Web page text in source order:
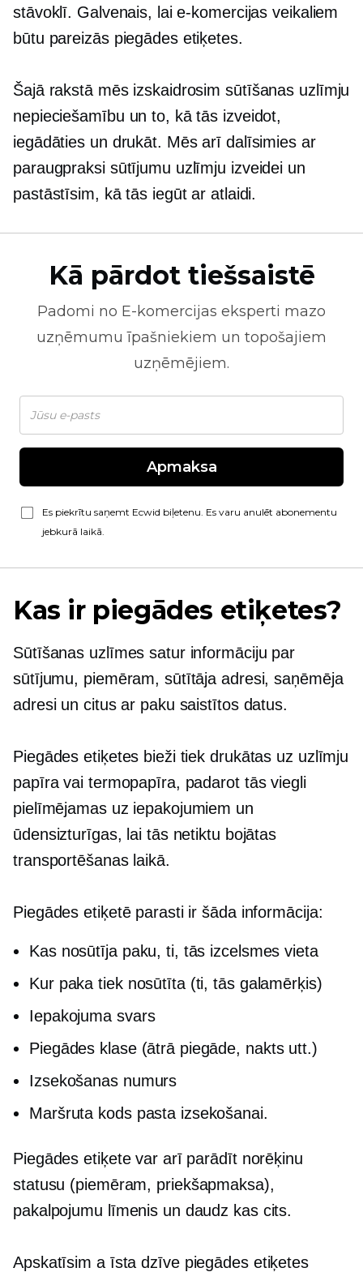
stāvoklī. Galvenais, lai e-komercijas veikaliem
būtu pareizās piegādes etiķetes.
Šajā rakstā mēs izskaidrosim sūtīšanas uzlīmju
nepieciešamību un to, kā tās izveidot,
iegādāties un drukāt. Mēs arī dalīsimies ar
paraugpraksi sūtījumu uzlīmju izveidei un
pastāstīsim, kā tās iegūt ar atlaidi.
Kā pārdot tiešsaistē
Padomi no E-komercijas eksperti mazo
uzņēmumu īpašniekiem un topošajiem
uzņēmējiem.
Apmaksa
Es piekrītu saņemt Ecwid biļetenu. Es varu anulēt abonementu
jebkurā laikā.
Kas ir piegādes etiķetes?
Sūtīšanas uzlīmes satur informāciju par
sūtījumu, piemēram, sūtītāja adresi, saņēmēja
adresi un citus ar paku saistītos datus.
Piegādes etiķetes bieži tiek drukātas uz uzlīmju
papīra vai termopapīra, padarot tās viegli
pielīmējamas uz iepakojumiem un
ūdensizturīgas, lai tās netiktu bojātas
transportēšanas laikā.
Piegādes etiķetē parasti ir šāda informācija:
Kas nosūtīja paku, ti, tās izcelsmes vieta
Kur paka tiek nosūtīta (ti, tās galamērķis)
Iepakojuma svars
Piegādes klase (ātrā piegāde, nakts utt.)
Izsekošanas numurs
Maršruta kods pasta izsekošanai.
Piegādes etiķete var arī parādīt norēķinu
statusu (piemēram, priekšapmaksa),
pakalpojumu līmenis un daudz kas cits.
Apskatīsim a īsta dzīvepiegādes etiķetes